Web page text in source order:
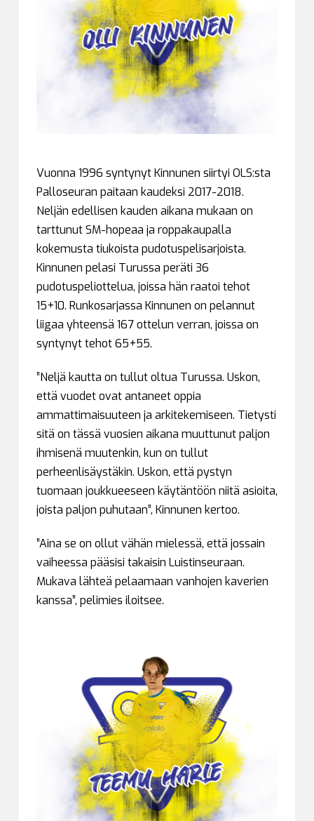
Vuonna 1996 syntynyt Kinnunen siirtyi OLS:sta
Palloseuran paitaan kaudeksi 2017-2018.
Neljän edellisen kauden aikana mukaan on
tarttunut SM-hopeaa ja roppakaupalla
kokemusta tiukoista pudotuspelisarjoista.
Kinnunen pelasi Turussa peräti 36
pudotuspeliottelua, joissa hän raatoi tehot
15+10. Runkosarjassa Kinnunen on pelannut
liigaa yhteensä 167 ottelun verran, joissa on
syntynyt tehot 65+55.
”Neljä kautta on tullut oltua Turussa. Uskon,
että vuodet ovat antaneet oppia
ammattimaisuuteen ja arkitekemiseen. Tietysti
sitä on tässä vuosien aikana muuttunut paljon
ihmisenä muutenkin, kun on tullut
perheenlisäystäkin. Uskon, että pystyn
tuomaan joukkueeseen käytäntöön niitä asioita,
joista paljon puhutaan”, Kinnunen kertoo.
”Aina se on ollut vähän mielessä, että jossain
vaiheessa pääsisi takaisin Luistinseuraan.
Mukava lähteä pelaamaan vanhojen kaverien
kanssa”, pelimies iloitsee.